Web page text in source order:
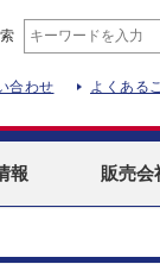
合わせ よくある
報 販売会